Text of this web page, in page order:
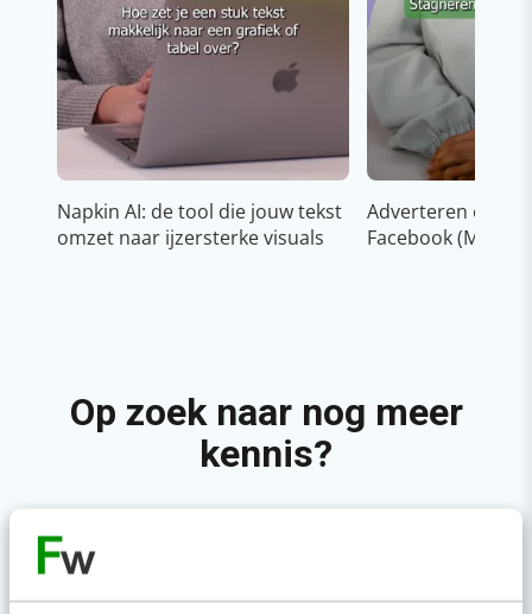
Napkin AI: de tool die jouw tekst
omzet naar ijzersterke visuals
Adverteren op
Facebook (Meta)
Op zoek naar nog meer
kennis?
Actueel